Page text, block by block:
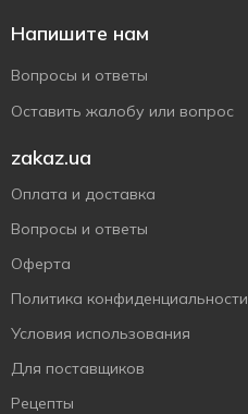
Напишите нам
Вопросы и ответы
Оставить жалобу или вопрос
zakaz.ua
Оплата и доставка
Вопросы и ответы
Оферта
Политика конфиденциальности
Условия использования
Для поставщиков
Рецепты